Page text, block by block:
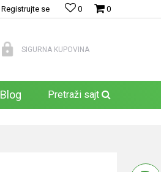
0
0
Registrujte se
SIGURNA KUPOVINA
Blog Pretraži sajt